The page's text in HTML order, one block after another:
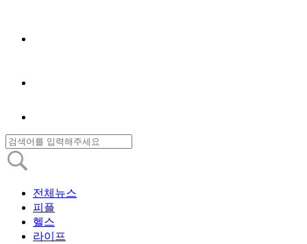
전체뉴스
피플
헬스
라이프